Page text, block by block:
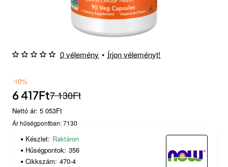
0 vélemény • Írjon véleményt!
-10%
6 417Ft7 130Ft
Nettó ár: 5 053Ft
Ár hűségpontban: 7130
Készlet: Raktáron
Hűségpontok: 356
Cikkszám: 470-4